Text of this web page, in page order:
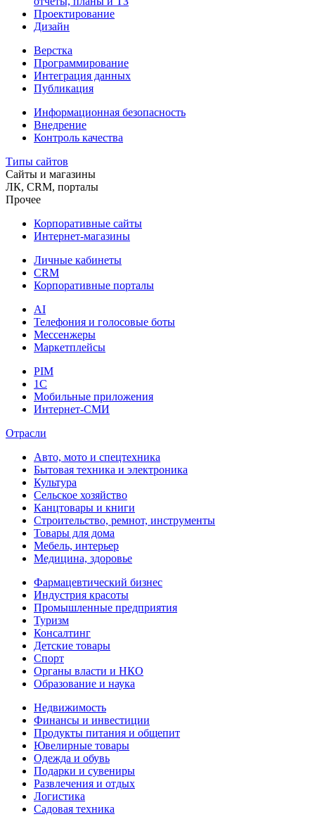
Проектирование
Дизайн
Верстка
Программирование
Интеграция данных
Публикация
Информационная безопасность
Внедрение
Контроль качества
Типы сайтов
Сайты и магазины
ЛК, CRM, порталы
Прочее
Корпоративные сайты
Интернет-магазины
Личные кабинеты
CRM
Корпоративные порталы
AI
Телефония и голосовые боты
Мессенжеры
Маркетплейсы
PIM
1C
Мобильные приложения
Интернет-СМИ
Отрасли
Авто, мото и спецтехника
Бытовая техника и электроника
Культура
Сельское хозяйство
Канцтовары и книги
Строительство, ремнот, инструменты
Товары для дома
Мебель, интерьер
Медицина, здоровье
Фармацевтический бизнес
Индустрия красоты
Промышленные предприятия
Туризм
Консалтинг
Детские товары
Спорт
Органы власти и НКО
Образование и наука
Недвижимость
Финансы и инвестиции
Продукты питания и общепит
Ювелирные товары
Одежда и обувь
Подарки и сувениры
Развлечения и отдых
Логистика
Садовая техника